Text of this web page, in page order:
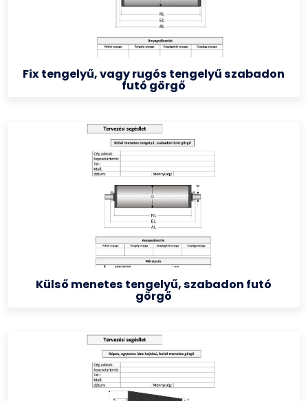
Fix tengelyű, vagy rugós tengelyű szabadon
futó görgő
Külső menetes tengelyű, szabadon futó
görgő